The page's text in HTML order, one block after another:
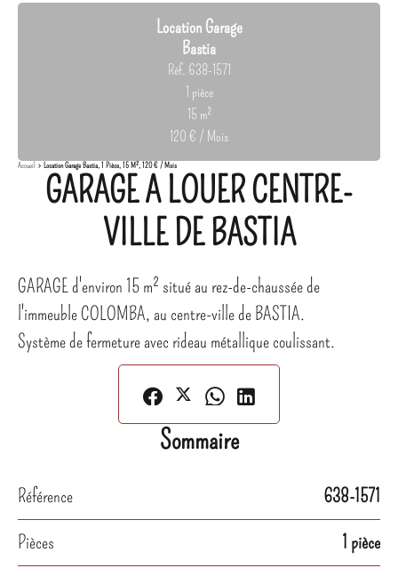
Location Garage
Bastia
Réf. 638-1571
1 pièce
15 m²
120 € / Mois
Accueil Location Garage Bastia, 1 Pièce, 15 M², 120 € / Mois
GARAGE A LOUER CENTRE-
VILLE DE BASTIA
GARAGE d'environ 15 m² situé au rez-de-chaussée de
l'immeuble COLOMBA, au centre-ville de BASTIA.
Système de fermeture avec rideau métallique coulissant.
Sommaire
Référence
638-1571
Pièces
1 pièce